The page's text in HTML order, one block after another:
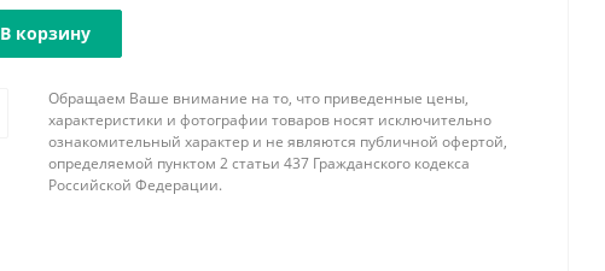
В корзину
Обращаем Ваше внимание на то, что приведенные цены,
характеристики и фотографии товаров носят исключительно
ознакомительный характер и не являются публичной офертой,
определяемой пунктом 2 статьи 437 Гражданского кодекса
Российской Федерации.